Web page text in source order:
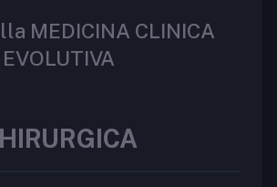
MEDICINA CLINICA
EVOLUTIVA